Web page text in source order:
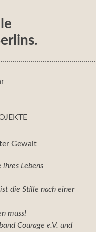
Gewalt
ihres Lebens
die Stille nach einer
muss!
Courage e.V. und